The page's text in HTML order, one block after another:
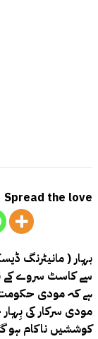
Spread the love
بہار ( مانیٹرنگ
سے کاسٹ سروے کے
ہے کہ مودی
مودی سرکار کی
کوششیں ناکام ہو